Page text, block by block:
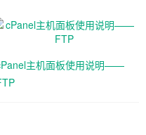
主机面板使用说明——